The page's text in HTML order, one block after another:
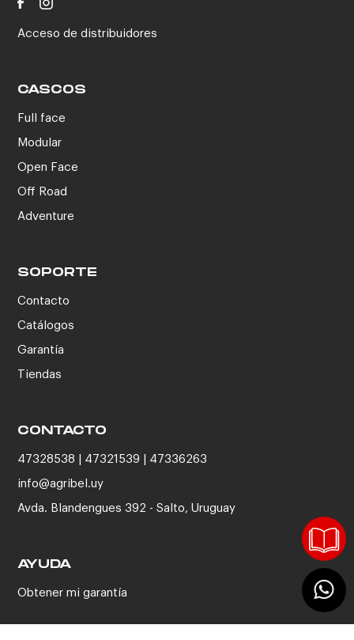
Acceso de distribuidores
CASCOS
Full face
Modular
Open Face
Off Road
Adventure
SOPORTE
Contacto
Catálogos
Garantía
Tiendas
CONTACTO
47328538 | 47321539 | 47336263
info@agribel.uy
Avda. Blandengues 392 - Salto, Uruguay
AYUDA
Obtener mi garantía